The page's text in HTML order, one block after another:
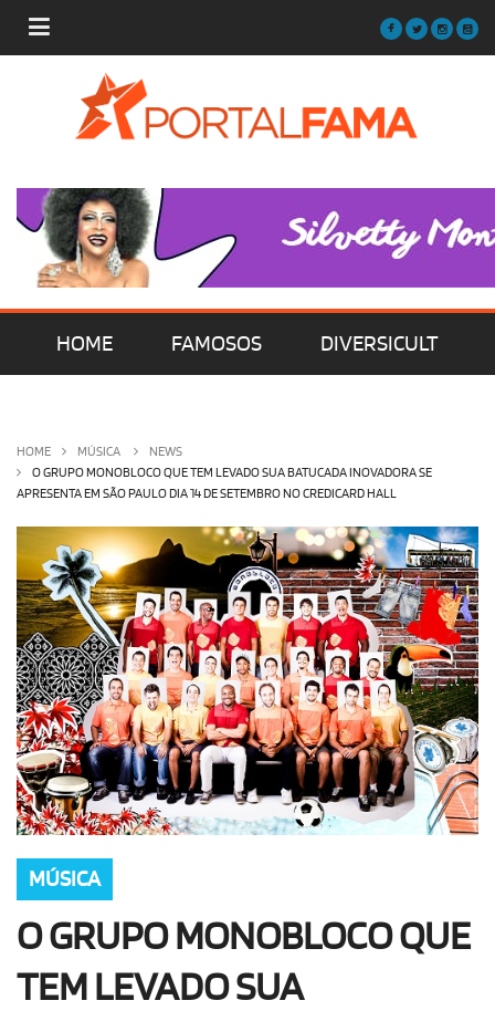
HOME FAMOSOS DIVERSICULT
OLHA ISSO! EU QUERO!
HOME MÚSICA
NEWS
O GRUPO MONOBLOCO QUE TEM LEVADO SUA BATUCADA INOVADORA SE
APRESENTA EM SÃO PAULO DIA 14 DE SETEMBRO NO CREDICARD HALL
MÚSICA
O GRUPO MONOBLOCO QUE
TEM LEVADO SUA